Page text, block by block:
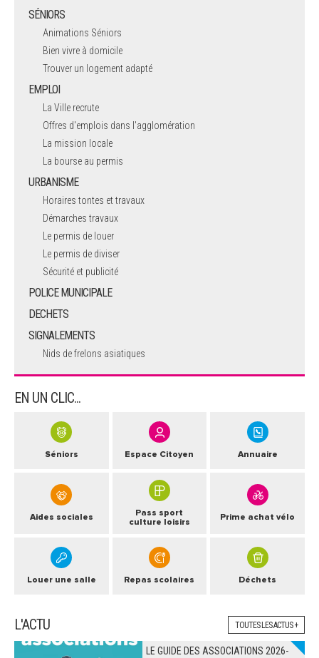
SÉNIORS
Animations Séniors
Bien vivre à domicile
Trouver un logement adapté
EMPLOI
La Ville recrute
Offres d'emplois dans l'agglomération
La mission locale
La bourse au permis
URBANISME
Horaires tontes et travaux
Démarches travaux
Le permis de louer
Le permis de diviser
Sécurité et publicité
POLICE MUNICIPALE
DECHETS
SIGNALEMENTS
Nids de frelons asiatiques
EN UN CLIC...
Séniors Espace Citoyen Annuaire
Aides sociales
Pass sport
culture loisirs
Prime achat vélo
Louer une salle Repas scolaires Déchets
L'ACTU TOUTES LES ACTUS +
LE GUIDE DES ASSOCIATIONS 2026-